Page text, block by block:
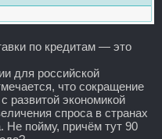
по кредитам — это
для российской
что сокращение
развитой экономикой
спроса в странах
Не пойму, причём тут 90